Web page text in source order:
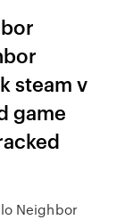
steam v
game
Neighbor